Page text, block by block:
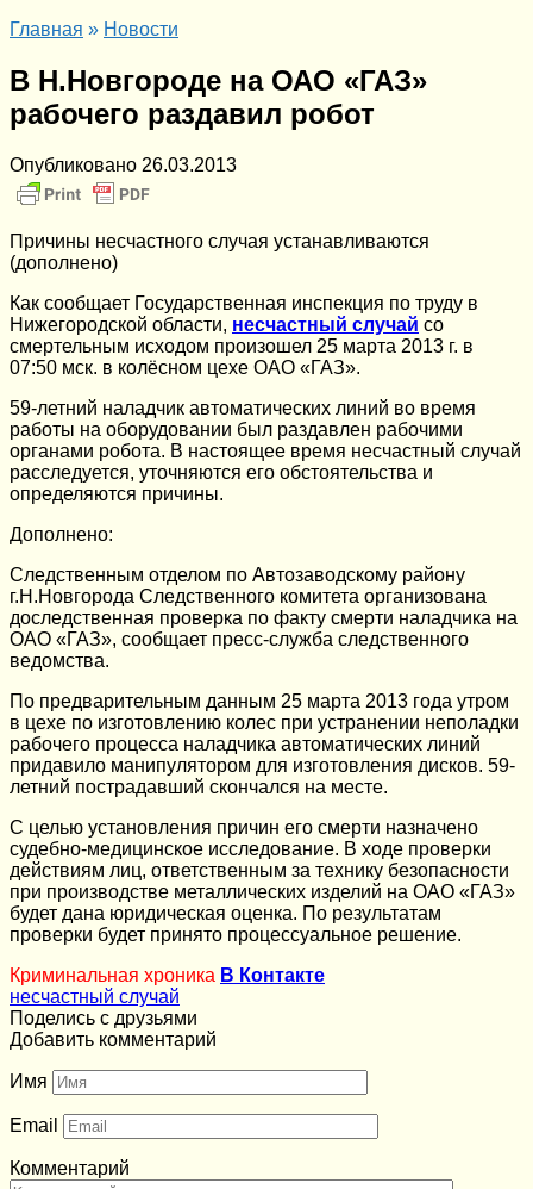
Главная » Новости
В Н.Новгороде на ОАО «ГАЗ»
рабочего раздавил робот
Опубликовано 26.03.2013
Причины несчастного случая устанавливаются
(дополнено)
Как сообщает Государственная инспекция по труду в
Нижегородской области, несчастный случай со
смертельным исходом произошел 25 марта 2013 г. в
07:50 мск. в колёсном цехе ОАО «ГАЗ».
59-летний наладчик автоматических линий во время
работы на оборудовании был раздавлен рабочими
органами робота. В настоящее время несчастный случай
расследуется, уточняются его обстоятельства и
определяются причины.
Дополнено:
Следственным отделом по Автозаводскому району
г.Н.Новгорода Следственного комитета организована
доследственная проверка по факту смерти наладчика на
ОАО «ГАЗ», сообщает пресс-служба следственного
ведомства.
По предварительным данным 25 марта 2013 года утром
в цехе по изготовлению колес при устранении неполадки
рабочего процесса наладчика автоматических линий
придавило манипулятором для изготовления дисков. 59-
летний пострадавший скончался на месте.
С целью установления причин его смерти назначено
судебно-медицинское исследование. В ходе проверки
действиям лиц, ответственным за технику безопасности
при производстве металлических изделий на ОАО «ГАЗ»
будет дана юридическая оценка. По результатам
проверки будет принято процессуальное решение.
Криминальная хроника В Контакте
несчастный случай
Поделись с друзьями
Добавить комментарий
Имя
Email
Комментарий